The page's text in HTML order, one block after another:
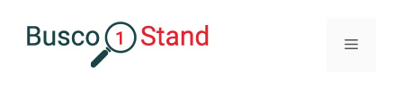
Menú